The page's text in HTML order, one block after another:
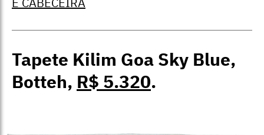
Tapete Kilim Goa Sky Blue,
Botteh, R$ 5.320.